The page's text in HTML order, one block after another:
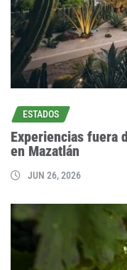
ESTADOS
Experiencias fuera
en Mazatlán
JUN 26, 2026